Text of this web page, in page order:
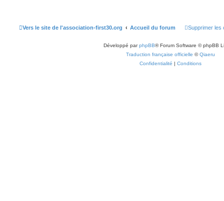
Vers le site de l'association-first30.org Accueil du forum Supprimer les
Développé parphpBB® Forum Software © phpBB
Traduction française officielle ©Qiaeru
Confidentialité | Conditions